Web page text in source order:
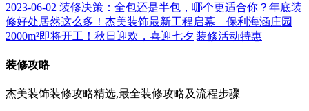
2023-06-02 装修决策：全包还是半包，哪个更适合你？ 年底装
修好处居然这么多！ 杰美装饰最新工程启幕—保利海涵庄园
2000m²即将开工！ 秋日迎欢，喜迎七夕|装修活动特惠
装修攻略
杰美装饰装修攻略精选,最全装修攻略及流程步骤